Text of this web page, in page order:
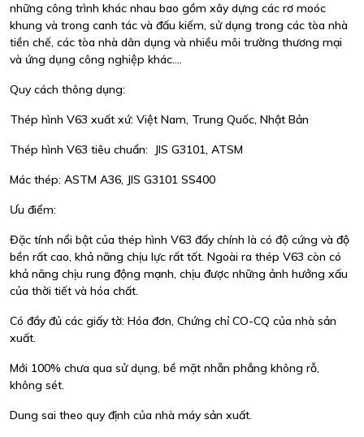
những công trình khác nhau bao gồm xây dựng các rơ moóc
khung và trong canh tác và đấu kiếm, sử dụng trong các tòa nhà
tiền chế, các tòa nhà dân dụng và nhiều môi trường thương mại
và ứng dụng công nghiệp khác....
Quy cách thông dụng:
Thép hình V63 xuất xứ: Việt Nam, Trung Quốc, Nhật Bản
Thép hình V63 tiêu chuẩn: JIS G3101, ATSM
Mác thép: ASTM A36, JIS G3101 SS400
Ưu điểm:
Đặc tính nổi bật của thép hình V63 đấy chính là có độ cứng và độ
bền rất cao, khả năng chịu lực rất tốt. Ngoài ra thép V63 còn có
khả năng chịu rung động mạnh, chịu được những ảnh hưởng xấu
của thời tiết và hóa chất.
Có đầy đủ các giấy tờ: Hóa đơn, Chứng chỉ CO-CQ của nhà sản
xuất.
Mới 100% chưa qua sử dụng, bề mặt nhẵn phẳng không rỗ,
không sét.
Dung sai theo quy định của nhà máy sản xuất.